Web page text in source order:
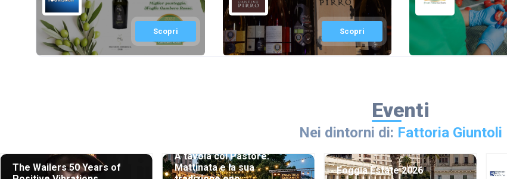
Scopri Scopri
Eventi
Nei dintorni di: Fattoria Giuntoli
The Wailers 50 Years of
A tavola col Pastore:
Mattinata e la sua
Foggia Estate 2026